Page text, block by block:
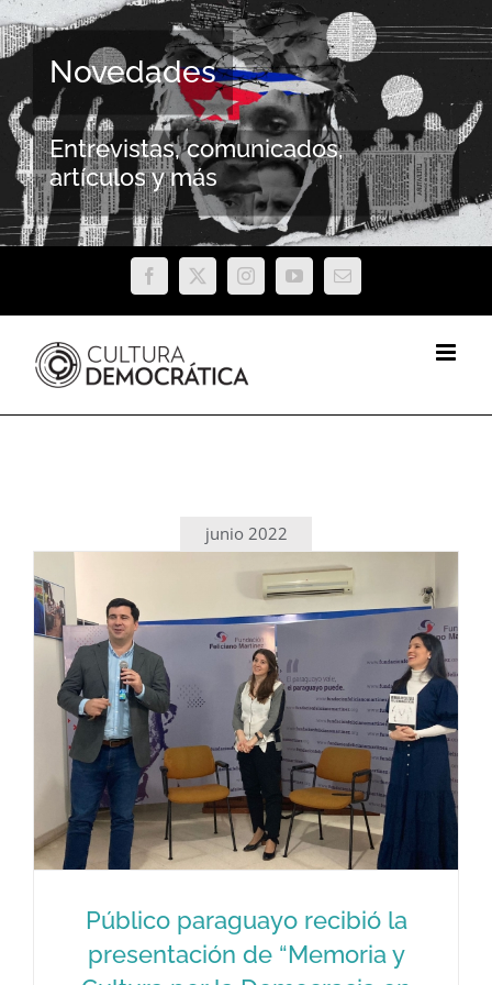
Saltar
al
contenido
Novedades
Entrevistas, comunicados,
artículos y más
Facebook
X InstagramYouTubeCorreo
electrónico
junio 2022
Público paraguayo recibió la
presentación de “Memoria y